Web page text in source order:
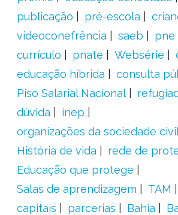
publicação
pré-escola
videoconefrência
saeb pne
currículo
pnate Websérie
educação híbrida
consulta
Piso Salarial Nacional
dúvida
inep
organizações da sociedade
História de vida
rede de
Educação que protege
Salas de aprendizagem
TAM
capitais
parcerias Bahia